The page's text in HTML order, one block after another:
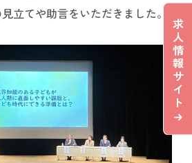
求
人
情
報
サ
イ
ト
立てや助言をいただきました。